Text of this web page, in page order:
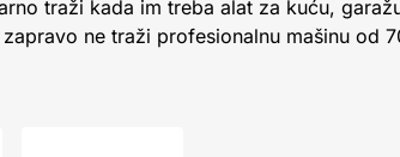
traži kada im treba alat za kuću,
ne traži profesionalnu mašinu od